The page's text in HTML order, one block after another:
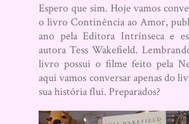
Espero que sim. Hoje vamos
o livro Continência ao Amor,
ano pela Editora Intrínseca e
autora Tess Wakefield.
livro possui o filme feito pela
aqui vamos conversar apenas do
sua história flui. Preparados?